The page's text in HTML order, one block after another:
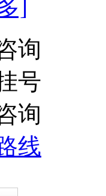
]
询
号
询
线